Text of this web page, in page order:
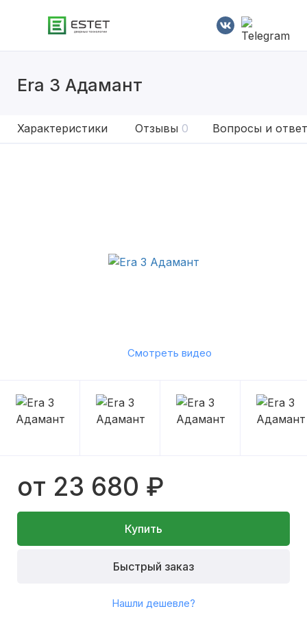
Era 3 Адамант
Характеристики Отзывы 0 Вопросы и
Смотреть видео
от 23 680 ₽
Купить
Быстрый заказ
Нашли дешевле?